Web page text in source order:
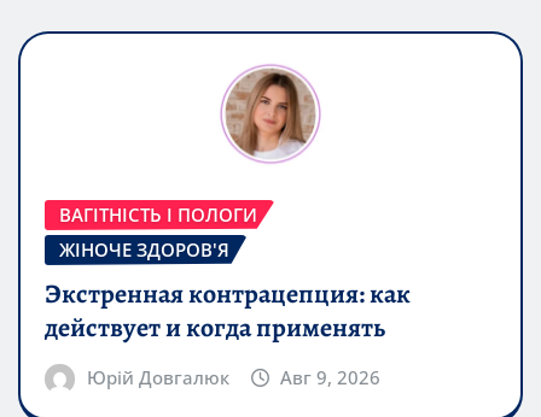
ВАГІТНІСТЬ І ПОЛОГИ
ЖІНОЧЕ ЗДОРОВ'Я
Экстренная контрацепция: как
действует и когда применять
Юрій Довгалюк Авг 9, 2026